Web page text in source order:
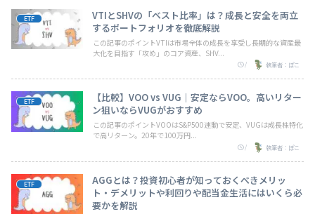
ETF
VTIとSHVの「ベスト比率」は？成長と安全を両立
するポートフォリオを徹底解説
この記事のポイントVTIは市場全体の成長を享受し長期的な資産最
大化を目指す「攻め」のコア資産、SHV...
/ 執筆者：ぽこ
ETF
【比較】VOO vs VUG｜安定ならVOO。高いリター
ン狙いならVUGがおすすめ
この記事のポイントVOOはS&P500連動で安定、VUGは成長株特化
で高リターン。20年で100万円...
/ 執筆者：ぽこ
ETF
AGGとは？投資初心者が知っておくべきメリッ
ト・デメリットや利回りや配当金生活にはいくら必
要かを解説